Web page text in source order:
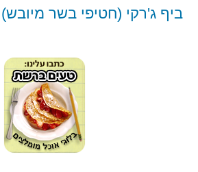
ביף ג'רקי (חטיפי בשר מיובש)